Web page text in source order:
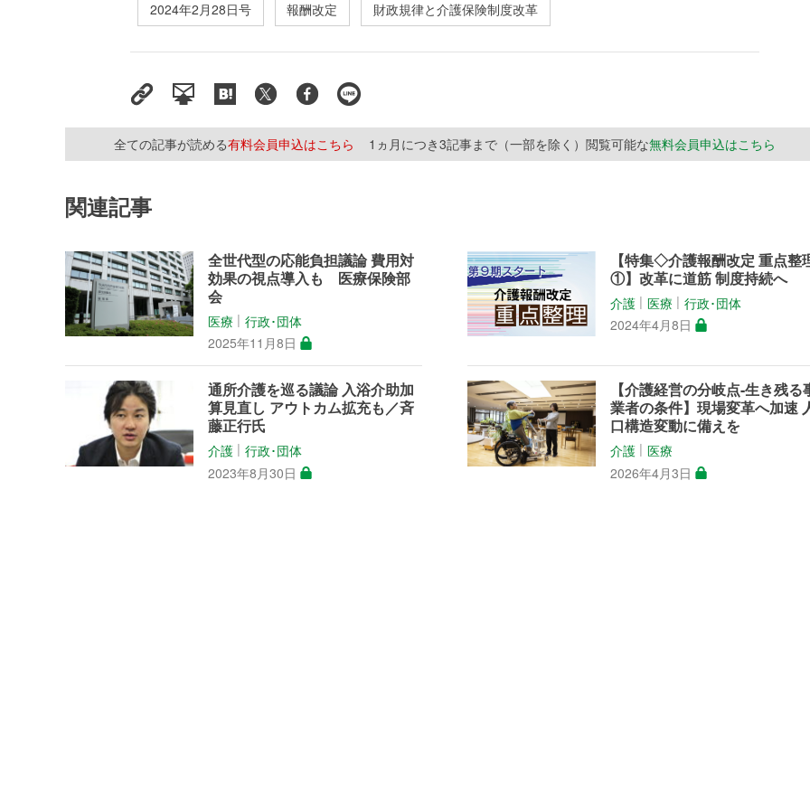
2024年2月28日号 報酬改定 財政規律と介護保険制度改革
全ての記事が読める有料会員申込はこちら 1ヵ月につき3記事まで（一部を除く）閲覧可能な無料会員申込はこちら
関連記事
全世代型の応能負担議論 費用対
効果の視点導入も 医療保険部
会
医療 │行政･団体
2025年11月8日
【特集◇介護報酬改定 重点整
①】改革に道筋 制度持続へ
介護 │医療 │行政･団体
2024年4月8日
通所介護を巡る議論 入浴介助加
算見直し アウトカム拡充も／斉
藤正行氏
介護 │行政･団体
2023年8月30日
【介護経営の分岐点-生き残る
業者の条件】現場変革へ加速
口構造変動に備えを
介護 │医療
2026年4月3日